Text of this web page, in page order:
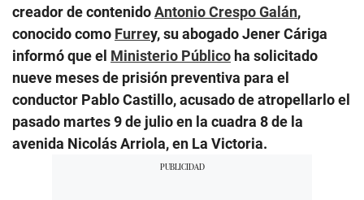
creador de contenidoAntonio Crespo Galán,
conocido como Furrey, su abogado Jener Cáriga
informó que el Ministerio Público ha solicitado
nueve meses de prisión preventiva para el
conductor Pablo Castillo, acusado de atropellarlo el
pasado martes 9 de julio en la cuadra 8 de la
avenida Nicolás Arriola, en La Victoria.